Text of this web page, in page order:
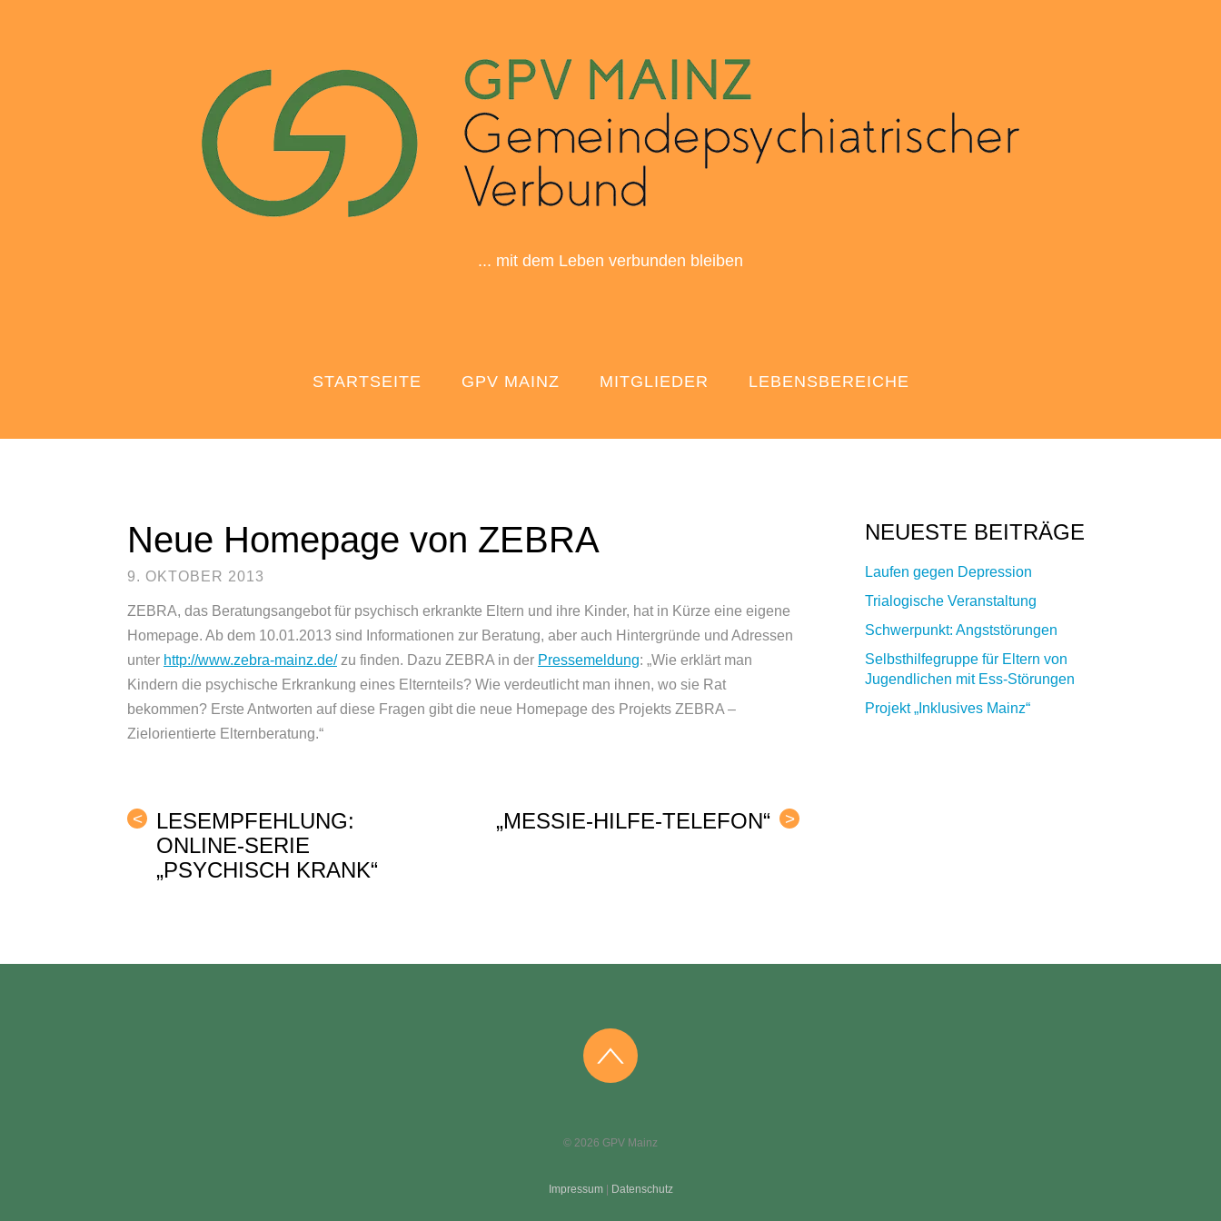
... mit dem Leben verbunden bleiben
STARTSEITE GPV MAINZ MITGLIEDER LEBENSBEREICHE
Neue Homepage von ZEBRA
9. OKTOBER 2013
ZEBRA, das Beratungsangebot für psychisch erkrankte Eltern und ihre Kinder, hat in Kürze eine eigene
Homepage. Ab dem 10.01.2013 sind Informationen zur Beratung, aber auch Hintergründe und Adressen
unter http://www.zebra-mainz.de/zu finden. Dazu ZEBRA in der Pressemeldung: „Wie erklärt man
Kindern die psychische Erkrankung eines Elternteils? Wie verdeutlicht man ihnen, wo sie Rat
bekommen? Erste Antworten auf diese Fragen gibt die neue Homepage des Projekts ZEBRA –
Zielorientierte Elternberatung.“
<
LESEMPFEHLUNG:
ONLINE-SERIE
„PSYCHISCH KRANK“
>
„MESSIE-HILFE-TELEFON“
NEUESTE BEITRÄGE
Laufen gegen Depression
Trialogische Veranstaltung
Schwerpunkt: Angststörungen
Selbsthilfegruppe für Eltern von
Jugendlichen mit Ess-Störungen
Projekt „Inklusives Mainz“
© 2026 GPV Mainz
Impressum| Datenschutz